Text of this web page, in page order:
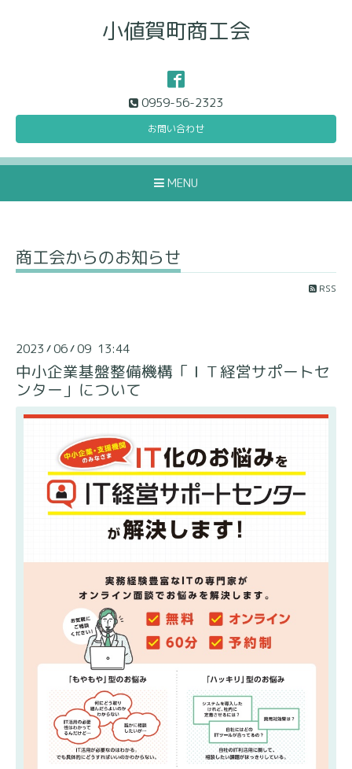
小値賀町商工会
0959-56-2323
お問い合わせ
MENU
商工会からのお知らせ
RSS
2023 /06/09 13:44
中小企業基盤整備機構「ＩＴ経営サポートセ
ンター」について